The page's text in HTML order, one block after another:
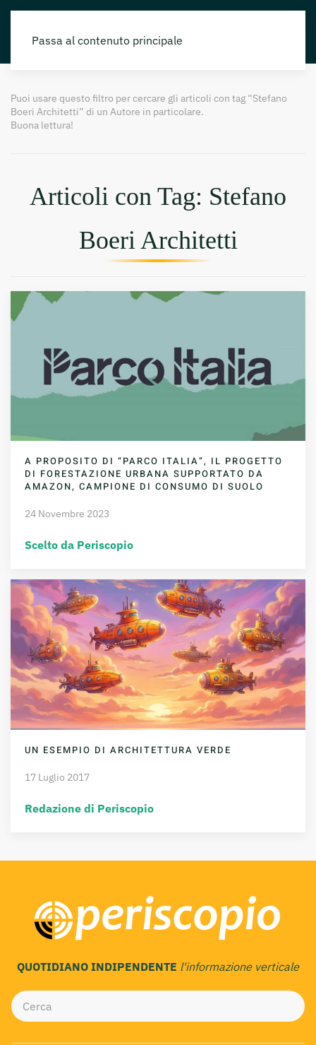
Passa al contenuto principale
Puoi usare questo filtro per cercare gli articoli con tag “Stefano
Boeri Architetti” di un Autore in particolare.
Buona lettura!
Articoli con Tag: Stefano
Boeri Architetti
A PROPOSITO DI “PARCO ITALIA”, IL PROGETTO
DI FORESTAZIONE URBANA SUPPORTATO DA
AMAZON, CAMPIONE DI CONSUMO DI SUOLO
24 Novembre 2023
Scelto da Periscopio
UN ESEMPIO DI ARCHITETTURA VERDE
17 Luglio 2017
Redazione di Periscopio
QUOTIDIANO INDIPENDENTE l'informazione verticale